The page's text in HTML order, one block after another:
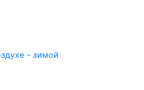
- зимой